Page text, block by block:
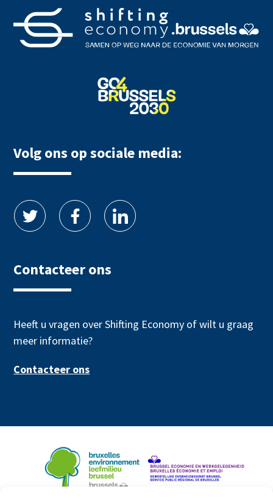
Volg ons op sociale media:
Contacteer ons
Heeft u vragen over Shifting Economy of wilt u graag
meer informatie?
Contacteer ons